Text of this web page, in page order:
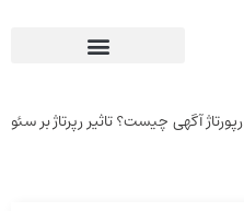
رپورتاژ آگهی چیست؟ تاثیر رپرتاژ بر سئو